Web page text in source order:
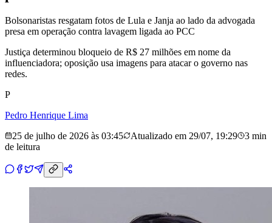
Bolsonaristas resgatam fotos de Lula e Janja ao lado da advogada
presa em operação contra lavagem ligada ao PCC
Justiça determinou bloqueio de R$ 27 milhões em nome da
influenciadora; oposição usa imagens para atacar o governo nas
redes.
P
Pedro Henrique Lima
25 de julho de 2026 às 03:45
Atualizado em 29/07, 19:29
3 min
de leitura